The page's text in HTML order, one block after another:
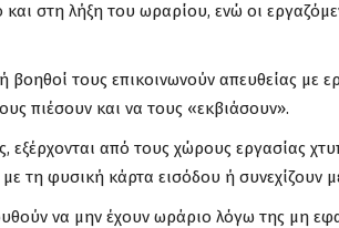
και στη λήξη του ωραρίου, ενώ οι
βοηθοί τους επικοινωνούν απευθείας με
πιέσουν και να τους «εκβιάσουν».
εξέρχονται από τους χώρους εργασίας
με τη φυσική κάρτα εισόδου ή συνεχίζουν
να μην έχουν ωράριο λόγω της μη